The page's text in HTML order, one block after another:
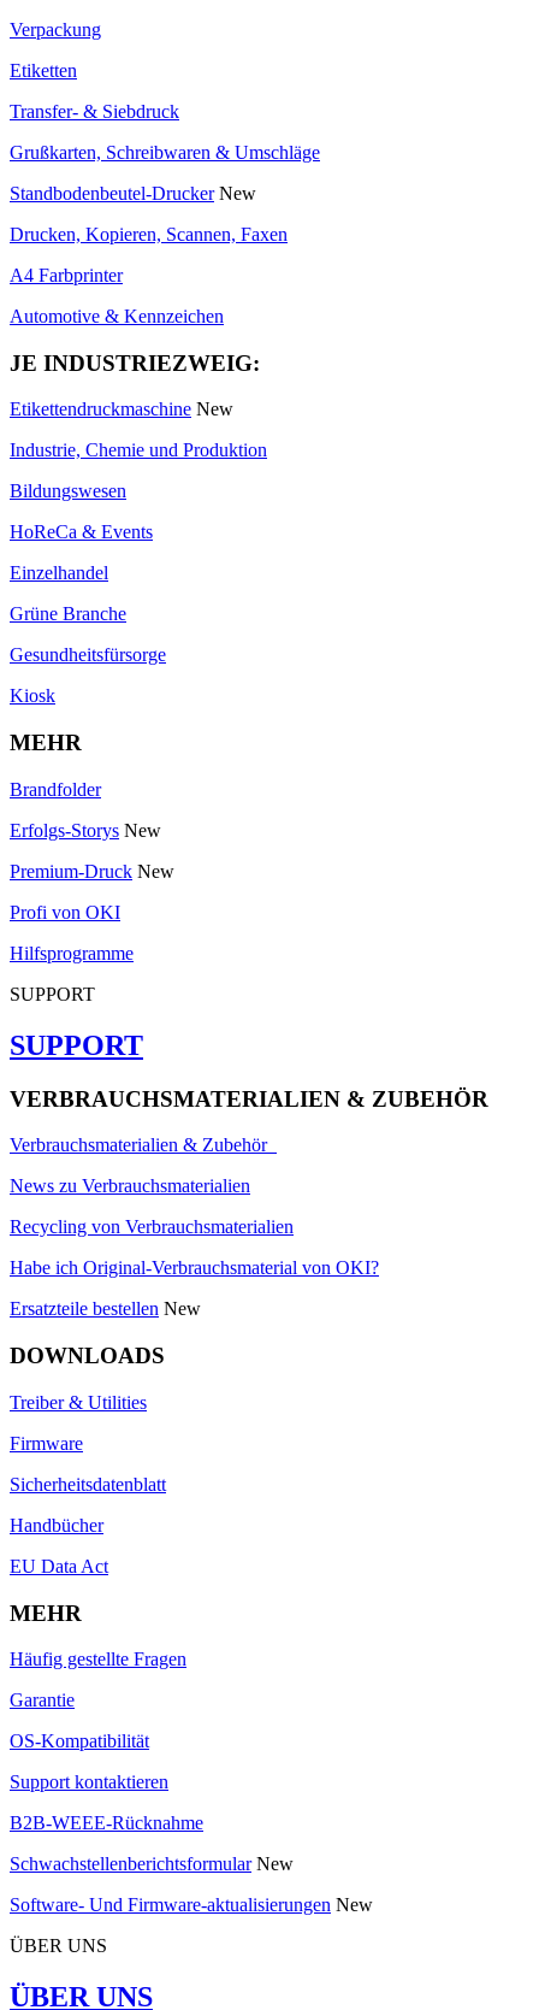
Verpackung
Etiketten
Transfer- & Siebdruck
Grußkarten, Schreibwaren & Umschläge
Standbodenbeutel-Drucker New
Drucken, Kopieren, Scannen, Faxen
A4 Farbprinter
Automotive & Kennzeichen
JE INDUSTRIEZWEIG:
Etikettendruckmaschine New
Industrie, Chemie und Produktion
Bildungswesen
HoReCa & Events
Einzelhandel
Grüne Branche
Gesundheitsfürsorge
Kiosk
MEHR
Brandfolder
Erfolgs-Storys New
Premium-Druck New
Profi von OKI
Hilfsprogramme
SUPPORT
SUPPORT
VERBRAUCHSMATERIALIEN & ZUBEHÖR
Verbrauchsmaterialien & Zubehör
News zu Verbrauchsmaterialien
Recycling von Verbrauchsmaterialien
Habe ich Original-Verbrauchsmaterial von OKI?
Ersatzteile bestellen New
DOWNLOADS
Treiber & Utilities
Firmware
Sicherheitsdatenblatt
Handbücher
EU Data Act
MEHR
Häufig gestellte Fragen
Garantie
OS-Kompatibilität
Support kontaktieren
B2B-WEEE-Rücknahme
Schwachstellenberichtsformular New
Software- Und Firmware-aktualisierungen New
ÜBER UNS
ÜBER UNS